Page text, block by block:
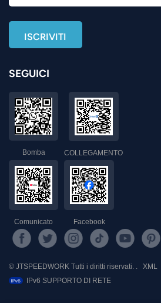
SEGUICI
Bomba COLLEGAMENTO
Comunicato Facebook
© JTSPEEDWORK Tutti i diritti riservati. . XML
IPv6 SUPPORTO DI RETE